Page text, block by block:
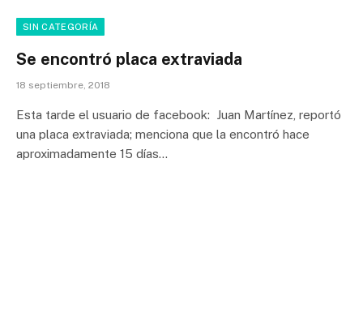
SIN CATEGORÍA
Se encontró placa extraviada
18 septiembre, 2018
Esta tarde el usuario de facebook: Juan Martínez, reportó
una placa extraviada; menciona que la encontró hace
aproximadamente 15 días…